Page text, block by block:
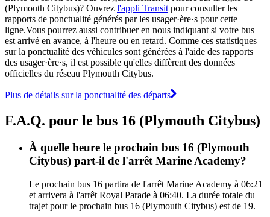
(Plymouth Citybus)? Ouvrez l'appli Transit pour consulter les
rapports de ponctualité générés par les usager·ère·s pour cette
ligne.Vous pourrez aussi contribuer en nous indiquant si votre bus
est arrivé en avance, à l'heure ou en retard. Comme ces statistiques
sur la ponctualité des véhicules sont générées à l'aide des rapports
des usager·ère·s, il est possible qu'elles diffèrent des données
officielles du réseau Plymouth Citybus.
Plus de détails sur la ponctualité des départs
F.A.Q. pour le bus 16 (Plymouth Citybus)
À quelle heure le prochain bus 16 (Plymouth
Citybus) part-il de l'arrêt Marine Academy?
Le prochain bus 16 partira de l'arrêt Marine Academy à 06:21
et arrivera à l'arrêt Royal Parade à 06:40. La durée totale du
trajet pour le prochain bus 16 (Plymouth Citybus) est de 19.